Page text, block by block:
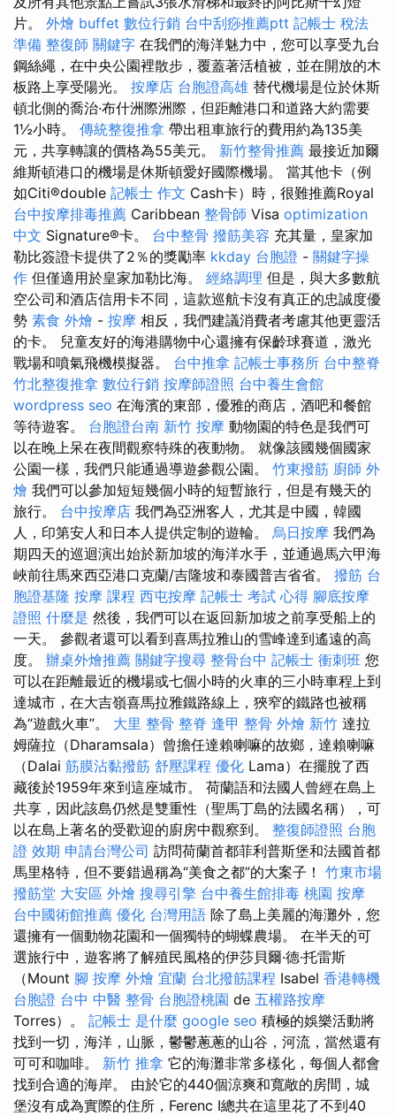
片。 外燴 buffet 數位行銷 台中刮痧推薦ptt 記帳士 稅法
準備 整復師 關鍵字 在我們的海洋魅力中，您可以享受九台
鋼絲繩，在中央公園裡散步，覆蓋著活植被，並在開放的木
板路上享受陽光。 按摩店 台胞證高雄 替代機場是位於休斯
頓北側的喬治·布什洲際洲際，但距離港口和道路大約需要
1½小時。 傳統整復推拿 帶出租車旅行的費用約為135美
元，共享轉讓的價格為55美元。 新竹整骨推薦 最接近加爾
維斯頓港口的機場是休斯頓愛好國際機場。 當其他卡（例
如Citi®double 記帳士 作文 Cash卡）時，很難推薦Royal
台中按摩排毒推薦 Caribbean 整骨師 Visa optimization
中文 Signature®卡。 台中整骨 撥筋美容 充其量，皇家加
勒比簽證卡提供了2％的獎勵率 kkday 台胞證 - 關鍵字操
作 但僅適用於皇家加勒比海。 經絡調理 但是，與大多數航
空公司和酒店信用卡不同，這款巡航卡沒有真正的忠誠度優
勢 素食 外燴 - 按摩 相反，我們建議消費者考慮其他更靈活
的卡。 兒童友好的海港購物中心還擁有保齡球賽道，激光
戰場和噴氣飛機模擬器。 台中推拿 記帳士事務所 台中整脊
竹北整復推拿 數位行銷 按摩師證照 台中養生會館
wordpress seo 在海濱的東部，優雅的商店，酒吧和餐館
等待遊客。 台胞證台南 新竹 按摩 動物園的特色是我們可
以在晚上呆在夜間觀察特殊的夜動物。 就像該國幾個國家
公園一樣，我們只能通過導遊參觀公園。 竹東撥筋 廚師 外
燴 我們可以參加短短幾個小時的短暫旅行，但是有幾天的
旅行。 台中按摩店 我們為亞洲客人，尤其是中國，韓國
人，印第安人和日本人提供定制的遊輪。 烏日按摩 我們為
期四天的巡迴演出始於新加坡的海洋水手，並通過馬六甲海
峽前往馬來西亞港口克蘭/吉隆坡和泰國普吉省省。 撥筋 台
胞證基隆 按摩 課程 西屯按摩 記帳士 考試 心得 腳底按摩
證照 什麼是 然後，我們可以在返回新加坡之前享受船上的
一天。 參觀者還可以看到喜馬拉雅山的雪峰達到遙遠的高
度。 辦桌外燴推薦 關鍵字搜尋 整骨台中 記帳士 衝刺班 您
可以在距離最近的機場或七個小時的火車的三小時車程上到
達城市，在大吉嶺喜馬拉雅鐵路線上，狹窄的鐵路也被稱
為“遊戲火車”。 大里 整骨 整脊 逢甲 整骨 外燴 新竹 達拉
姆薩拉（Dharamsala）曾擔任達賴喇嘛的故鄉，達賴喇嘛
（Dalai 筋膜沾黏撥筋 舒壓課程 優化 Lama）在擺脫了西
藏後於1959年來到這座城市。 荷蘭語和法國人曾經在島上
共享，因此該島仍然是雙重性（聖馬丁島的法國名稱），可
以在島上著名的受歡迎的廚房中觀察到。 整復師證照 台胞
證 效期 申請台灣公司 訪問荷蘭首都菲利普斯堡和法國首都
馬里格特，但不要錯過稱為“美食之都”的大案子！ 竹東市場
撥筋堂 大安區 外燴 搜尋引擎 台中養生館排毒 桃園 按摩
台中國術館推薦 優化 台灣用語 除了島上美麗的海灘外，您
還擁有一個動物花園和一個獨特的蝴蝶農場。 在半天的可
選旅行中，遊客將了解殖民風格的伊莎貝爾·德·托雷斯
（Mount 腳 按摩 外燴 宜蘭 台北撥筋課程 Isabel 香港轉機
台胞證 台中 中醫 整骨 台胞證桃園 de 五權路按摩
Torres）。 記帳士 是什麼 google seo 積極的娛樂活動將
找到一切，海洋，山脈，鬱鬱蔥蔥的山谷，河流，當然還有
可可和咖啡。 新竹 推拿 它的海灘非常多樣化，每個人都會
找到合適的海岸。 由於它的440個涼爽和寬敞的房間，城
堡沒有成為實際的住所，Ferenc I總共在這里花了不到40